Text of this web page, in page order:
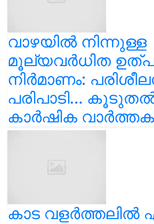
വാഴയിൽ നിന്നുള്ള
മൂല്യവർധിത
നിർമാണം:
പരിപാടി...
കാർഷിക
കാട വളര്‍ത്തലിൽ